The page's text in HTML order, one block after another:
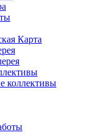
Карта
коллективы